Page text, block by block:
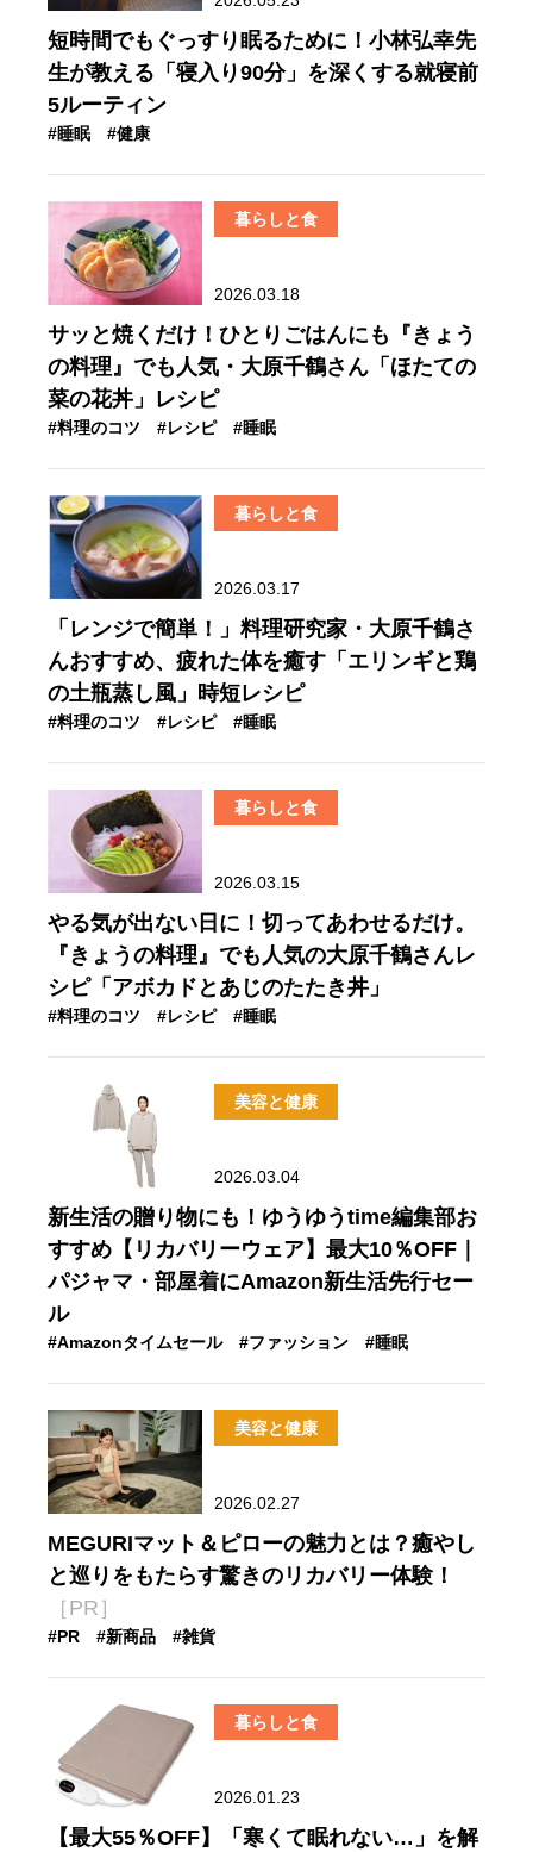
短時間でもぐっすり眠るために！小林弘幸先
生が教える「寝入り90分」を深くする就寝前
5ルーティン
#睡眠 #健康
暮らしと食
2026.03.18
サッと焼くだけ！ひとりごはんにも『きょう
の料理』でも人気・大原千鶴さん「ほたての
菜の花丼」レシピ
#料理のコツ #レシピ #睡眠
暮らしと食
2026.03.17
「レンジで簡単！」料理研究家・大原千鶴さ
んおすすめ、疲れた体を癒す「エリンギと鶏
の土瓶蒸し風」時短レシピ
#料理のコツ #レシピ #睡眠
暮らしと食
2026.03.15
やる気が出ない日に！切ってあわせるだけ。
『きょうの料理』でも人気の大原千鶴さんレ
シピ「アボカドとあじのたたき丼」
#料理のコツ #レシピ #睡眠
美容と健康
2026.03.04
新生活の贈り物にも！ゆうゆうtime編集部お
すすめ【リカバリーウェア】最大10％OFF｜
パジャマ・部屋着にAmazon新生活先行セー
ル
#Amazonタイムセール #ファッション #睡眠
美容と健康
2026.02.27
MEGURIマット＆ピローの魅力とは？癒やし
と巡りをもたらす驚きのリカバリー体験！
［PR］
#PR #新商品 #雑貨
暮らしと食
2026.01.23
【最大55％OFF】「寒くて眠れない…」を解